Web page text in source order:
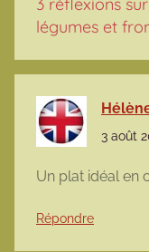
légumes et
3 août
Un plat idéal en
Répondre